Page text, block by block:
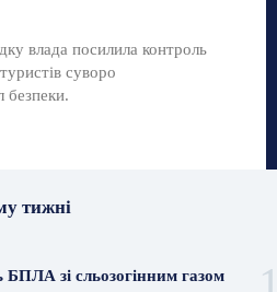
влада посилила контроль
суворо
безпеки.
тижні
зі сльозогінним газом